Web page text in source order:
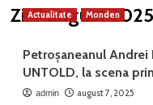
Zi:7 august 2025
Actualitate Monden
Petroșaneanul
UNTOLD, la scena
admin august 7, 2025